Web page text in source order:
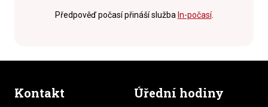
Předpověď počasí přináší služba In-počasí.
Kontakt Úřední hodiny